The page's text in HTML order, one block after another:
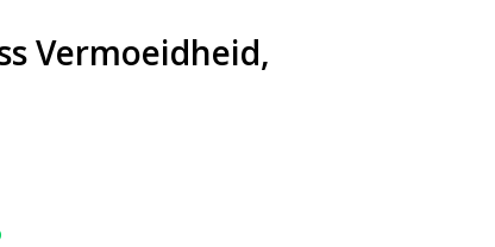
Vermoeidheid,